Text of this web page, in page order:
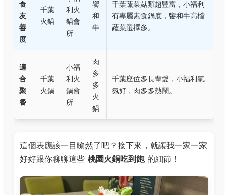
食
友
善
度
千葉
火鍋
利火
鍋會
所
饗
和
牛
千葉蔬菜菇類超豐富，小福利
有專屬素食鍋底，饗和牛高檔
蔬菜選擇多。
適
合
聚
餐
千葉
火鍋
小福
利火
鍋會
所
肉
多
多
火
鍋
千葉座位多長輩愛，小福利氣
氛好，肉多多熱鬧。
這個表應該一目瞭然了吧？接下來，就讓我一家一家
好好跟你聊聊這些 桃園火鍋吃到飽的細節！